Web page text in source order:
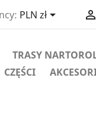
PLN zł 
TRASY
CZĘŚCI